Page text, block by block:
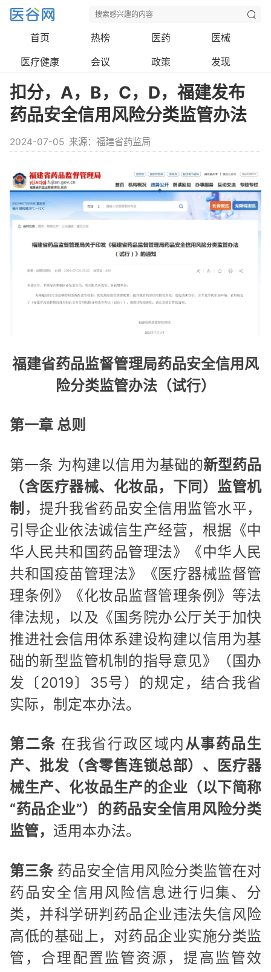
首页 热榜 医药
医械
医疗健康
会议 政策 发现
扣分，A，B，C，D，福建发布
药品安全信用风险分类监管办法
2024-07-05 来源：福建省药监局
福建省药品监督管理局药品安全信用风
险分类监管办法（试行）
第一章 总则
第一条 为构建以信用为基础的新型药品
（含医疗器械、化妆品，下同）监管机
制 ，提升我省药品安全信用监管水平，
引导企业依法诚信生产经营，根据《中
华人民共和国药品管理法》《中华人民
共和国疫苗管理法》《医疗器械监督管
理条例》《化妆品监督管理条例》等法
律法规，以及《国务院办公厅关于加快
推进社会信用体系建设构建以信用为基
础的新型监管机制的指导意见》（国办
发〔2019〕35号）的规定，结合我省
实际，制定本办法。
第二条 在我省行政区域内从事药品生
产、批发（含零售连锁总部）、医疗器
械生产、化妆品生产的企业（以下简称
“药品企业”）的药品安全信用风险分类
监管， 适用本办法。
第三条 药品安全信用风险分类监管在对
药品安全信用风险信息进行归集、分
类，并科学研判药品企业违法失信风险
高低的基础上，对药品企业实施分类监
管，合理配置监管资源，提高监管效